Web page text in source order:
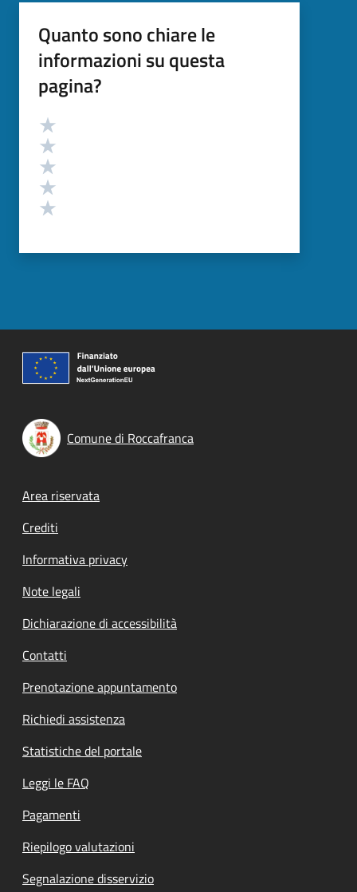
Quanto sono chiare le
informazioni su questa
pagina?
Valutazione
Comune di Roccafranca
Footer menu
Area riservata
Crediti
Informativa privacy
Note legali
Dichiarazione di accessibilità
Contatti
Prenotazione appuntamento
Richiedi assistenza
Statistiche del portale
Leggi le FAQ
Pagamenti
Riepilogo valutazioni
Segnalazione disservizio